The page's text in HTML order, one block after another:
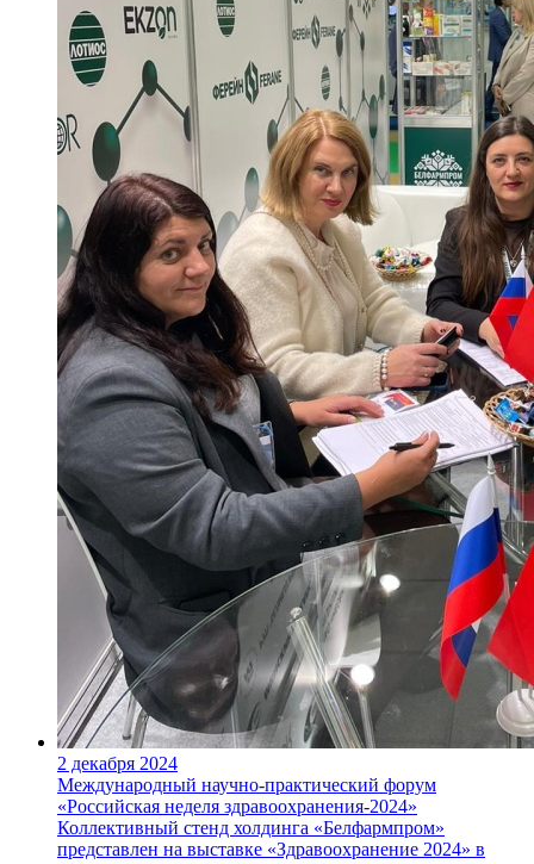
2 декабря 2024
Международный научно-практический форум
«Российская неделя здравоохранения-2024»
Коллективный стенд холдинга «Белфармпром»
представлен на выставке «Здравоохранение 2024» в